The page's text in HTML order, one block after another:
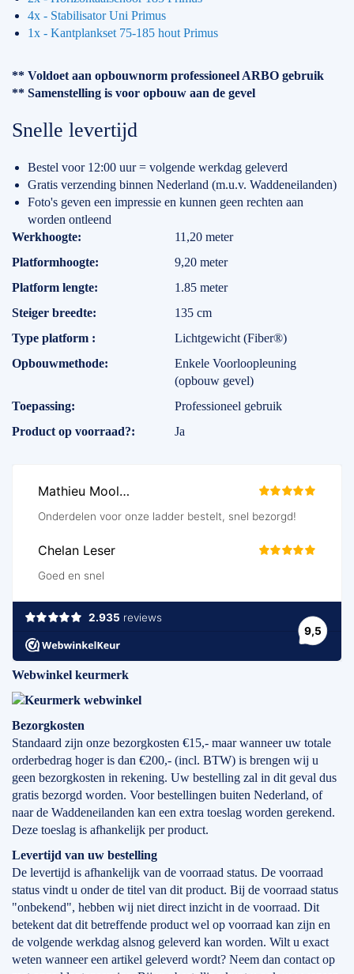
4x - Stabilisator Uni Primus
1x - Kantplankset 75-185 hout Primus
** Voldoet aan opbouwnorm professioneel ARBO gebruik
** Samenstelling is voor opbouw aan de gevel
Snelle levertijd
Bestel voor 12:00 uur = volgende werkdag geleverd
Gratis verzending binnen Nederland (m.u.v. Waddeneilanden)
Foto's geven een impressie en kunnen geen rechten aan
worden ontleend
Specificaties
Werkhoogte
11,20 meter
Platformhoogte
9,20 meter
Platform lengte
1.85 meter
Steiger breedte
135 cm
Type platform
Lichtgewicht (Fiber®)
Opbouwmethode
Enkele Voorloopleuning
(opbouw gevel)
Toepassing
Professioneel gebruik
Product op voorraad?
Ja
Webwinkel keurmerk
Bezorgkosten
Standaard zijn onze bezorgkosten €15,- maar wanneer uw totale
orderbedrag hoger is dan €200,- (incl. BTW) is brengen wij u
geen bezorgkosten in rekening. Uw bestelling zal in dit geval dus
gratis bezorgd worden. Voor bestellingen buiten Nederland, of
naar de Waddeneilanden kan een extra toeslag worden gerekend.
Deze toeslag is afhankelijk per product.
Levertijd van uw bestelling
De levertijd is afhankelijk van de voorraad status. De voorraad
status vindt u onder de titel van dit product. Bij de voorraad status
"onbekend", hebben wij niet direct inzicht in de voorraad. Dit
betekent dat dit betreffende product wel op voorraad kan zijn en
de volgende werkdag alsnog geleverd kan worden. Wilt u exact
weten wanneer een artikel geleverd wordt? Neem dan contact op